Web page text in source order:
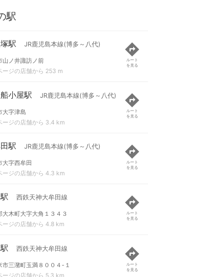
駅
駅 JR鹿児島本線(博多～八代)
山ノ井諏訪ノ前
ージの店舗から 253 m
ルート
を見る
小屋駅 JR鹿児島本線(博多～八代)
大字津島
ージの店舗から 3.4 km
ルート
を見る
駅 JR鹿児島本線(博多～八代)
大字西牟田
ージの店舗から 4.3 km
ルート
を見る
西鉄天神大牟田線
大木町大字大角１３４３
ージの店舗から 4.8 km
ルート
を見る
西鉄天神大牟田線
市三潴町玉満８００４-１
ージの店舗から 5.3 km
ルート
を見る